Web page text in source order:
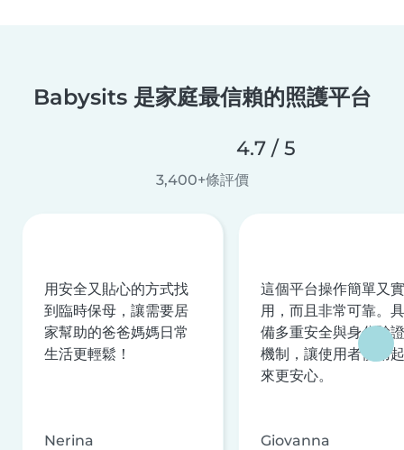
Babysits 是家庭最信賴的照護平台
4.7 / 5
3,400+條評價
用安全又貼心的方式找
到臨時保母，讓需要居
家幫助的爸爸媽媽日常
生活更輕鬆！
Nerina
這個平台操作簡單又實
用，而且非常可靠。具
備多重安全與身分驗證
機制，讓使用者使用起
來更安心。
Giovanna